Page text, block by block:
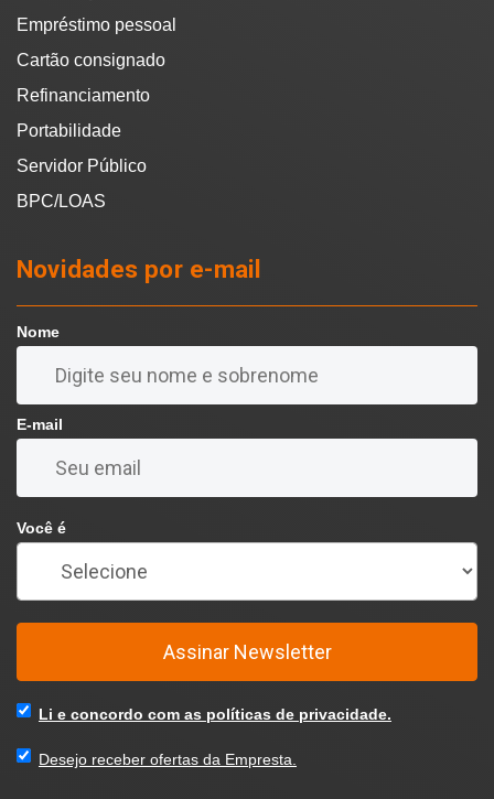
Empréstimo pessoal
Cartão consignado
Refinanciamento
Portabilidade
Servidor Público
BPC/LOAS
Novidades por e-mail
Nome
E-mail
Você é
Assinar Newsletter
Li e concordo com as políticas de privacidade.
Desejo receber ofertas da Empresta.